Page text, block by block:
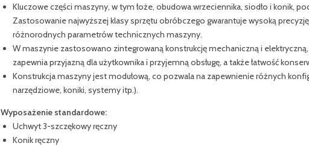
Kluczowe części maszyny, w tym łoże, obudowa wrzeciennika, siodło i konik,
Zastosowanie najwyższej klasy sprzętu obróbczego gwarantuje wysoką
różnorodnych parametrów technicznych maszyny.
W maszynie zastosowano zintegrowaną konstrukcję mechaniczną i
zapewnia przyjazną dla użytkownika i przyjemną obsługę, a także łatwość
Konstrukcja maszyny jest modułową, co pozwala na zapewnienie różnych
narzędziowe, koniki, systemy itp.).
Wyposażenie standardowe:
Uchwyt 3-szczękowy ręczny
Konik ręczny